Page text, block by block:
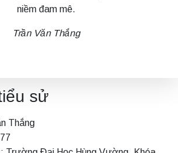
niềm đam mê.
Trần Văn Thắng
sử
Thắng